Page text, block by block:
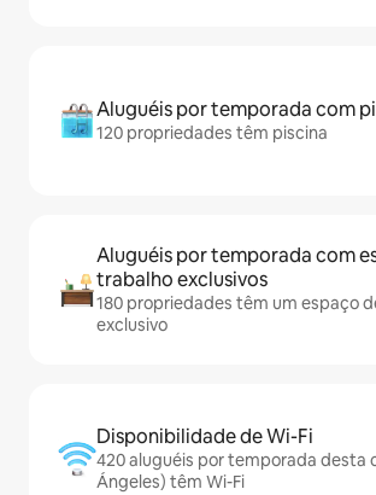
Aluguéis por temporada com
120 propriedades têm piscina
Aluguéis por temporada com
trabalho exclusivos
180 propriedades têm um espaço
exclusivo
Disponibilidade de Wi-Fi
420 aluguéis por temporada desta
Ángeles) têm Wi-Fi